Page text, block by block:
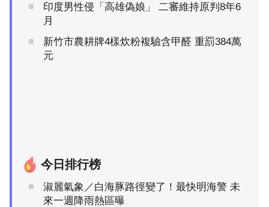
印度男性侵「高雄偽娘」 二審維持原判8年6
月
新竹市農耕牌4樣炊粉複驗含甲醛 重罰384萬
元
今日排行榜
淑麗氣象／白海豚路徑變了！最快明海警 未
來一週降雨熱區曝